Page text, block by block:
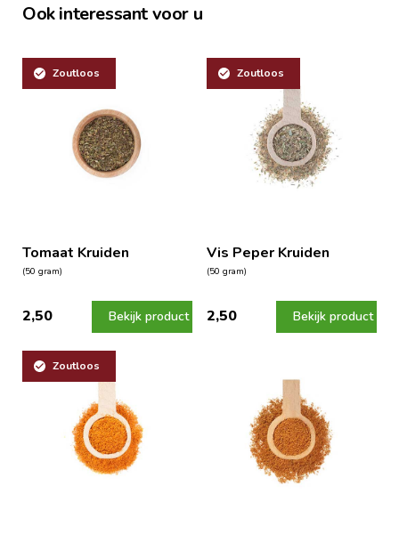
Ook interessant voor u
Zoutloos
Tomaat Kruiden
(50 gram)
2,50 Bekijk product
Zoutloos
Vis Peper Kruiden
(50 gram)
2,50 Bekijk product
Zoutloos